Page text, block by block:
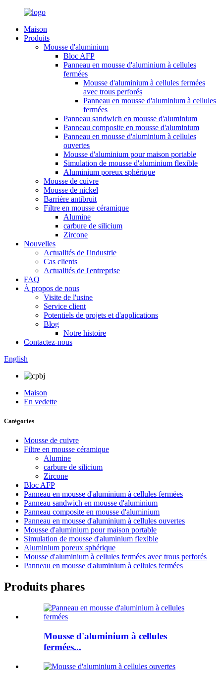
Maison
Produits
Mousse d'aluminium
Bloc AFP
Panneau en mousse d'aluminium à cellules
fermées
Mousse d'aluminium à cellules fermées
avec trous perforés
Panneau en mousse d'aluminium à cellules
fermées
Panneau sandwich en mousse d'aluminium
Panneau composite en mousse d'aluminium
Panneau en mousse d'aluminium à cellules
ouvertes
Mousse d'aluminium pour maison portable
Simulation de mousse d'aluminium flexible
Aluminium poreux sphérique
Mousse de cuivre
Mousse de nickel
Barrière antibruit
Filtre en mousse céramique
Alumine
carbure de silicium
Zircone
Nouvelles
Actualités de l'industrie
Cas clients
Actualités de l'entreprise
FAQ
À propos de nous
Visite de l'usine
Service client
Potentiels de projets et d'applications
Blog
Notre histoire
Contactez-nous
English
Maison
En vedette
Catégories
Mousse de cuivre
Filtre en mousse céramique
Alumine
carbure de silicium
Zircone
Bloc AFP
Panneau en mousse d'aluminium à cellules fermées
Panneau sandwich en mousse d'aluminium
Panneau composite en mousse d'aluminium
Panneau en mousse d'aluminium à cellules ouvertes
Mousse d'aluminium pour maison portable
Simulation de mousse d'aluminium flexible
Aluminium poreux sphérique
Mousse d'aluminium à cellules fermées avec trous perforés
Panneau en mousse d'aluminium à cellules fermées
Produits phares
Mousse d'aluminium à cellules
fermées...